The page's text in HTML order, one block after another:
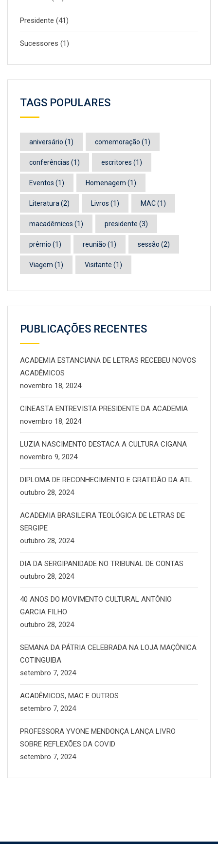
Presidente (41)
Sucessores (1)
TAGS POPULARES
aniversário (1) comemoração (1)
conferências (1) escritores (1)
Eventos (1) Homenagem (1)
Literatura(2) Livros (1) MAC(1)
macadêmicos (1) presidente (3)
prêmio (1) reunião (1) sessão (2)
Viagem (1) Visitante (1)
PUBLICAÇÕES RECENTES
ACADEMIA ESTANCIANA DE LETRAS RECEBEU NOVOS
ACADÊMICOS
novembro 18, 2024
CINEASTA ENTREVISTA PRESIDENTE DA ACADEMIA
novembro 18, 2024
LUZIA NASCIMENTO DESTACA A CULTURA CIGANA
novembro 9, 2024
DIPLOMA DE RECONHECIMENTO E GRATIDÃO DA ATL
outubro 28, 2024
ACADEMIA BRASILEIRA TEOLÓGICA DE LETRAS DE
SERGIPE
outubro 28, 2024
DIA DA SERGIPANIDADE NO TRIBUNAL DE CONTAS
outubro 28, 2024
40 ANOS DO MOVIMENTO CULTURAL ANTÔNIO
GARCIA FILHO
outubro 28, 2024
SEMANA DA PÁTRIA CELEBRADA NA LOJA MAÇÔNICA
COTINGUIBA
setembro 7, 2024
ACADÊMICOS, MAC E OUTROS
setembro 7, 2024
PROFESSORA YVONE MENDONÇA LANÇA LIVRO
SOBRE REFLEXÕES DA COVID
setembro 7, 2024